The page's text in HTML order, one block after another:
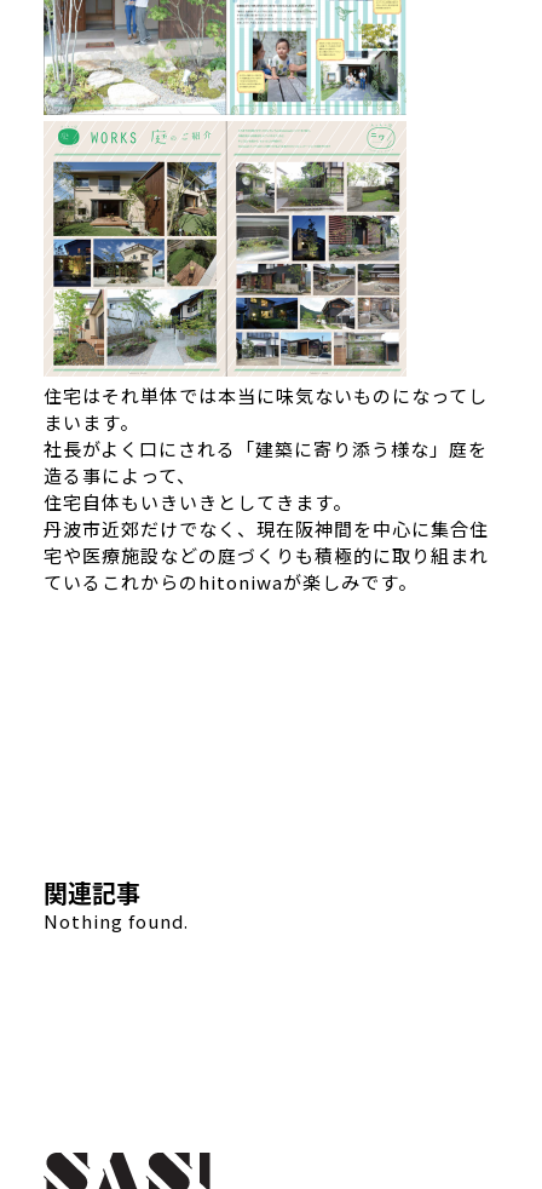
住宅はそれ単体では本当に味気ないものになってし
まいます。
社長がよく口にされる「建築に寄り添う様な」庭を
造る事によって、
住宅自体もいきいきとしてきます。
丹波市近郊だけでなく、現在阪神間を中心に集合住
宅や医療施設などの庭づくりも積極的に取り組まれ
ているこれからのhitoniwaが楽しみです。
関連記事
Nothing found.